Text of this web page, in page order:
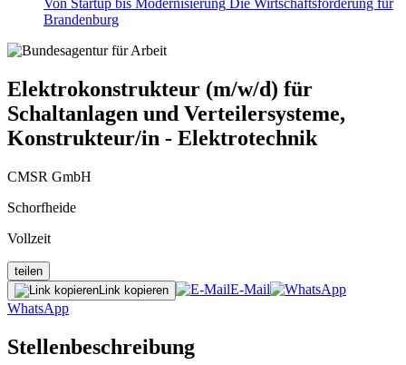
Von Startup bis Modernisierung Die Wirtschaftsförderung für
Brandenburg
Elektrokonstrukteur (m/w/d) für
Schaltanlagen und Verteilersysteme,
Konstrukteur/in - Elektrotechnik
CMSR GmbH
Schorfheide
Vollzeit
teilen
Link kopieren
E-Mail
WhatsApp
Stellenbeschreibung